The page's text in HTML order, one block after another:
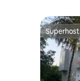
Superhost
Superhost